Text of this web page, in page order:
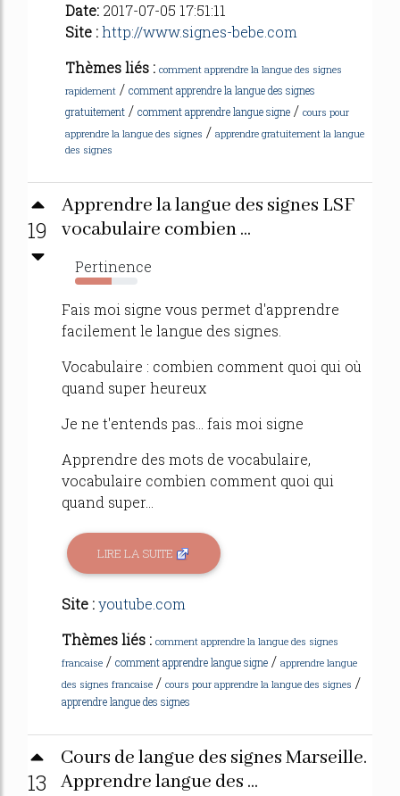
Date: 2017-07-05 17:51:11
Site :http://www.signes-bebe.com
Thèmes liés : comment apprendre la langue des signes
rapidement / comment apprendre la langue des signes
gratuitement / comment apprendre langue signe / cours pour
apprendre la langue des signes / apprendre gratuitement la langue
des signes
19
Apprendre la langue des signes LSF
vocabulaire combien ...
Pertinence
58%
Fais moi signe vous permet d'apprendre
facilement le langue des signes.
Vocabulaire : combien comment quoi qui où
quand super heureux
Je ne t'entends pas... fais moi signe
Apprendre des mots de vocabulaire,
vocabulaire combien comment quoi qui
quand super...
LIRE LA SUITE
Site :youtube.com
Thèmes liés : comment apprendre la langue des signes
francaise / comment apprendre langue signe / apprendre langue
des signes francaise / cours pour apprendre la langue des signes /
apprendre langue des signes
13
Cours de langue des signes Marseille.
Apprendre langue des ...